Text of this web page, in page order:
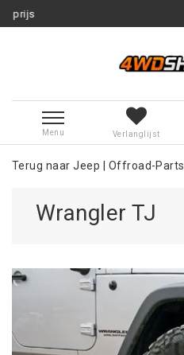
Menu Verlanglijst
Terug naar Jeep Offroad-Parts
Wrangler TJ